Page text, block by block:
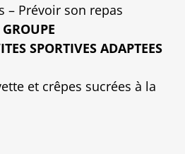
– Prévoir son repas
SPORTIVES ADAPTEES
et crêpes sucrées à la